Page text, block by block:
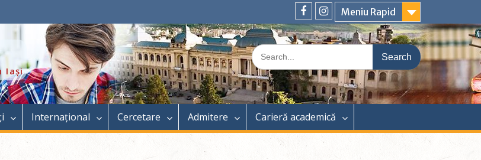
Meniu Rapid
Iași
Internațional Cercetare Admitere Carieră academică